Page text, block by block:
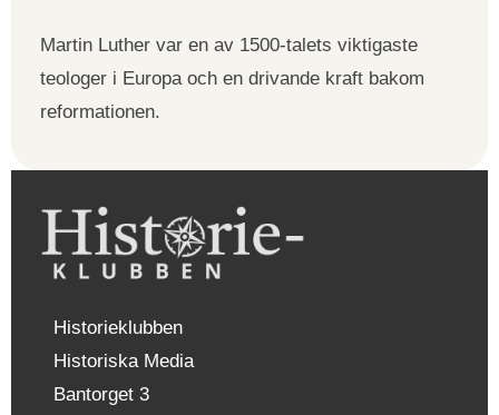
Martin Luther var en av 1500-talets viktigaste
teologer i Europa och en drivande kraft bakom
reformationen.
Historieklubben
Historiska Media
Bantorget 3